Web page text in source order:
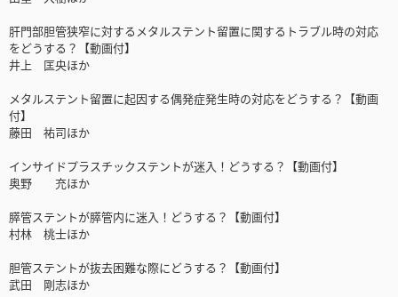
肝門部胆管狭窄に対するメタルステント留置に関するトラブル時の対応
をどうする？【動画付】
井上 匡央ほか
メタルステント留置に起因する偶発症発生時の対応をどうする？【動画
付】
藤田 祐司ほか
インサイドプラスチックステントが迷入！どうする？【動画付】
奥野 充ほか
膵管ステントが膵管内に迷入！どうする？【動画付】
村林 桃士ほか
胆管ステントが抜去困難な際にどうする？【動画付】
武田 剛志ほか